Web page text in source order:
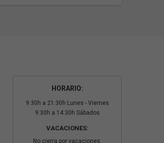
HORARIO:
9:30h a 21:30h Lunes - Viernes
9:30h a 14:30h Sábados
VACACIONES:
No cierra por vacaciones.